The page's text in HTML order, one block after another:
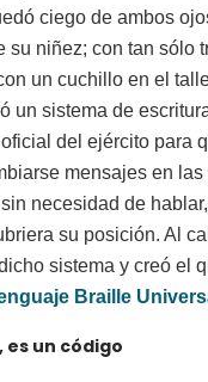
ciego de ambos
su niñez; con tan sólo
un cuchillo en el
un sistema de
del ejército para
mensajes en las
necesidad de
su posición. Al
sistema y creó el
Braille
es un código